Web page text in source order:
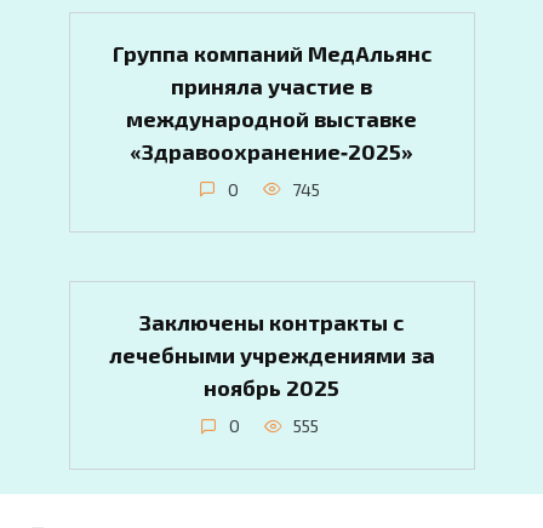
Группа компаний МедАльянс
приняла участие в
международной выставке
«Здравоохранение‑2025»
0 745
Заключены контракты с
лечебными учреждениями за
ноябрь 2025
0 555